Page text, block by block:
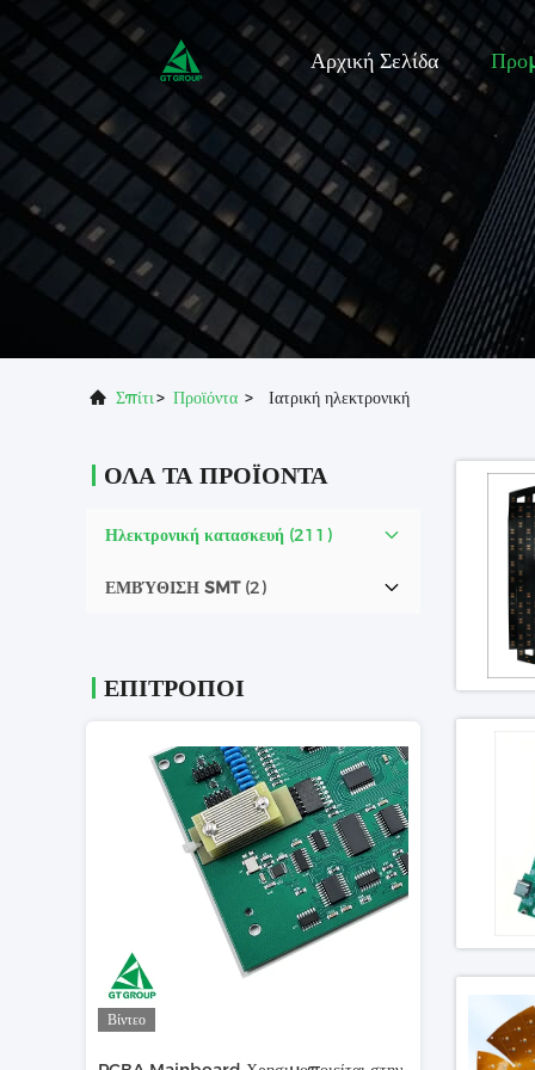
Αρχική Σελίδα
Σπίτι> Προϊόντα > Ιατρική ηλεκτρονική
ΌΛΑ ΤΑ ΠΡΟΪΌΝΤΑ
Ηλεκτρονική κατασκευή (211)
ΕΜΒΎΘΙΣΗ SMT(2)
ΕΠΙΤΡΟΠΟΙ
Βίντεο